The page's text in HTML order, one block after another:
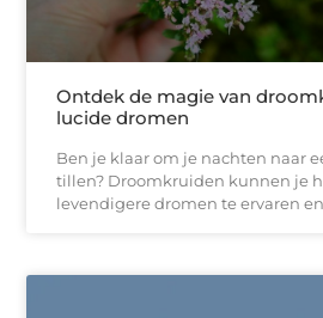
Ontdek de magie van
lucide dromen
Ben je klaar om je nachten naar
tillen? Droomkruiden kunnen je
levendigere dromen te ervaren